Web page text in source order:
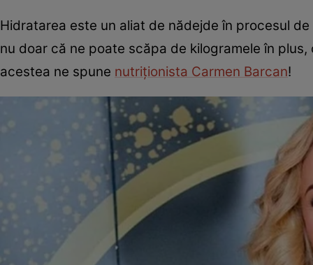
Hidratarea este un aliat de nădejde în procesul
nu doar că ne poate scăpa de kilogramele în
acestea ne spune nutriționista Carmen Barcan!